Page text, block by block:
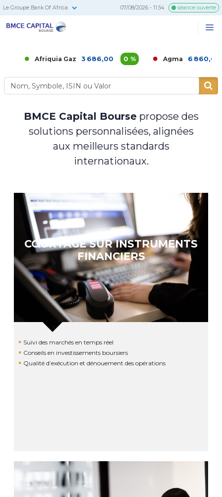
Le Groupe Bank Of Africa 07/08/2026 - 11:54 séance ouverte
Afriquia Gaz 3 686,00 0 % Agma 6 860,00 -
BMCE Capital Boursepropose des
solutions personnalisées, alignées
aux meilleurs standards
internationaux.
COURTAGE SUR INSTRUMENTS
FINANCIERS
Suivi des marchés en temps réel
Conseils en investissements boursiers
Qualité d’exécution et dénouement des opérations